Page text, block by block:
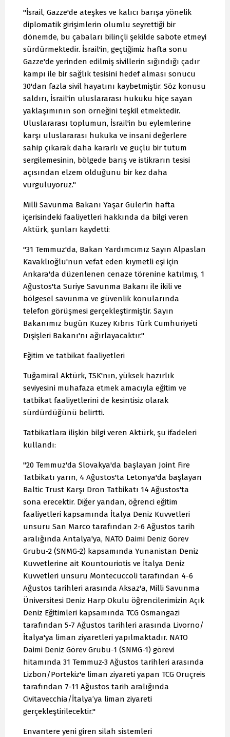
"İsrail, Gazze'de ateşkes ve kalıcı barışa yönelik
diplomatik girişimlerin olumlu seyrettiği bir
dönemde, bu çabaları bilinçli şekilde sabote etmeyi
sürdürmektedir. İsrail'in, geçtiğimiz hafta sonu
Gazze'de yerinden edilmiş sivillerin sığındığı çadır
kampı ile bir sağlık tesisini hedef alması sonucu
30'dan fazla sivil hayatını kaybetmiştir. Söz konusu
saldırı, İsrail'in uluslararası hukuku hiçe sayan
yaklaşımının son örneğini teşkil etmektedir.
Uluslararası toplumun, İsrail'in bu eylemlerine
karşı uluslararası hukuka ve insani değerlere
sahip çıkarak daha kararlı ve güçlü bir tutum
sergilemesinin, bölgede barış ve istikrarın tesisi
açısından elzem olduğunu bir kez daha
vurguluyoruz."
Milli Savunma Bakanı Yaşar Güler'in hafta
içerisindeki faaliyetleri hakkında da bilgi veren
Aktürk, şunları kaydetti:
"31 Temmuz'da, Bakan Yardımcımız Sayın Alpaslan
Kavaklıoğlu'nun vefat eden kıymetli eşi için
Ankara'da düzenlenen cenaze törenine katılmış, 1
Ağustos'ta Suriye Savunma Bakanı ile ikili ve
bölgesel savunma ve güvenlik konularında
telefon görüşmesi gerçekleştirmiştir. Sayın
Bakanımız bugün Kuzey Kıbrıs Türk Cumhuriyeti
Dışişleri Bakanı'nı ağırlayacaktır."
Eğitim ve tatbikat faaliyetleri
Tuğamiral Aktürk, TSK'nın, yüksek hazırlık
seviyesini muhafaza etmek amacıyla eğitim ve
tatbikat faaliyetlerini de kesintisiz olarak
sürdürdüğünü belirtti.
Tatbikatlara ilişkin bilgi veren Aktürk, şu ifadeleri
kullandı:
"20 Temmuz'da Slovakya'da başlayan Joint Fire
Tatbikatı yarın, 4 Ağustos'ta Letonya'da başlayan
Baltic Trust Karşı Dron Tatbikatı 14 Ağustos'ta
sona erecektir. Diğer yandan, öğrenci eğitim
faaliyetleri kapsamında İtalya Deniz Kuvvetleri
unsuru San Marco tarafından 2-6 Ağustos tarih
aralığında Antalya'ya, NATO Daimi Deniz Görev
Grubu-2 (SNMG-2) kapsamında Yunanistan Deniz
Kuvvetlerine ait Kountouriotis ve İtalya Deniz
Kuvvetleri unsuru Montecuccoli tarafından 4-6
Ağustos tarihleri arasında Aksaz'a, Milli Savunma
Üniversitesi Deniz Harp Okulu öğrencilerimizin Açık
Deniz Eğitimleri kapsamında TCG Osmangazi
tarafından 5-7 Ağustos tarihleri arasında Livorno/
İtalya'ya liman ziyaretleri yapılmaktadır. NATO
Daimi Deniz Görev Grubu-1 (SNMG-1) görevi
hitamında 31 Temmuz-3 Ağustos tarihleri arasında
Lizbon/Portekiz'e liman ziyareti yapan TCG Oruçreis
tarafından 7-11 Ağustos tarih aralığında
Civitavecchia/İtalya’ya liman ziyareti
gerçekleştirilecektir."
Envantere yeni giren silah sistemleri